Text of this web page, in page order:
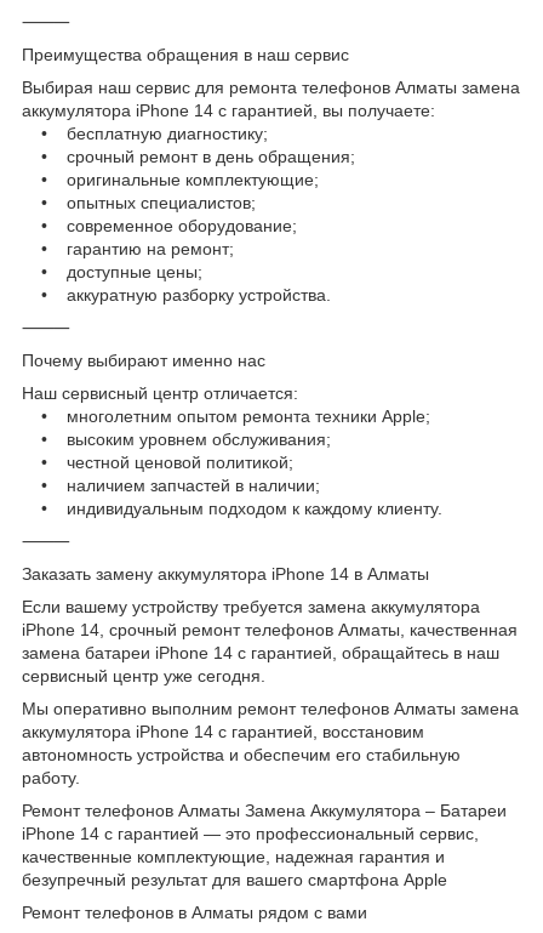
⸻
Преимущества обращения в наш сервис
Выбирая наш сервис для ремонта телефонов Алматы замена
аккумулятора iPhone 14 с гарантией, вы получаете:
• бесплатную диагностику;
• срочный ремонт в день обращения;
• оригинальные комплектующие;
• опытных специалистов;
• современное оборудование;
• гарантию на ремонт;
• доступные цены;
• аккуратную разборку устройства.
⸻
Почему выбирают именно нас
Наш сервисный центр отличается:
• многолетним опытом ремонта техники Apple;
• высоким уровнем обслуживания;
• честной ценовой политикой;
• наличием запчастей в наличии;
• индивидуальным подходом к каждому клиенту.
⸻
Заказать замену аккумулятора iPhone 14 в Алматы
Если вашему устройству требуется замена аккумулятора
iPhone 14, срочный ремонт телефонов Алматы, качественная
замена батареи iPhone 14 с гарантией, обращайтесь в наш
сервисный центр уже сегодня.
Мы оперативно выполним ремонт телефонов Алматы замена
аккумулятора iPhone 14 с гарантией, восстановим
автономность устройства и обеспечим его стабильную
работу.
Ремонт телефонов Алматы Замена Аккумулятора – Батареи
iPhone 14 с гарантией — это профессиональный сервис,
качественные комплектующие, надежная гарантия и
безупречный результат для вашего смартфона Apple
Ремонт телефонов в Алматы рядом с вами